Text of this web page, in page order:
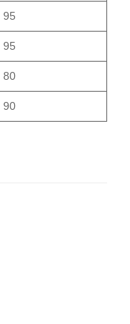
95
95
80
90